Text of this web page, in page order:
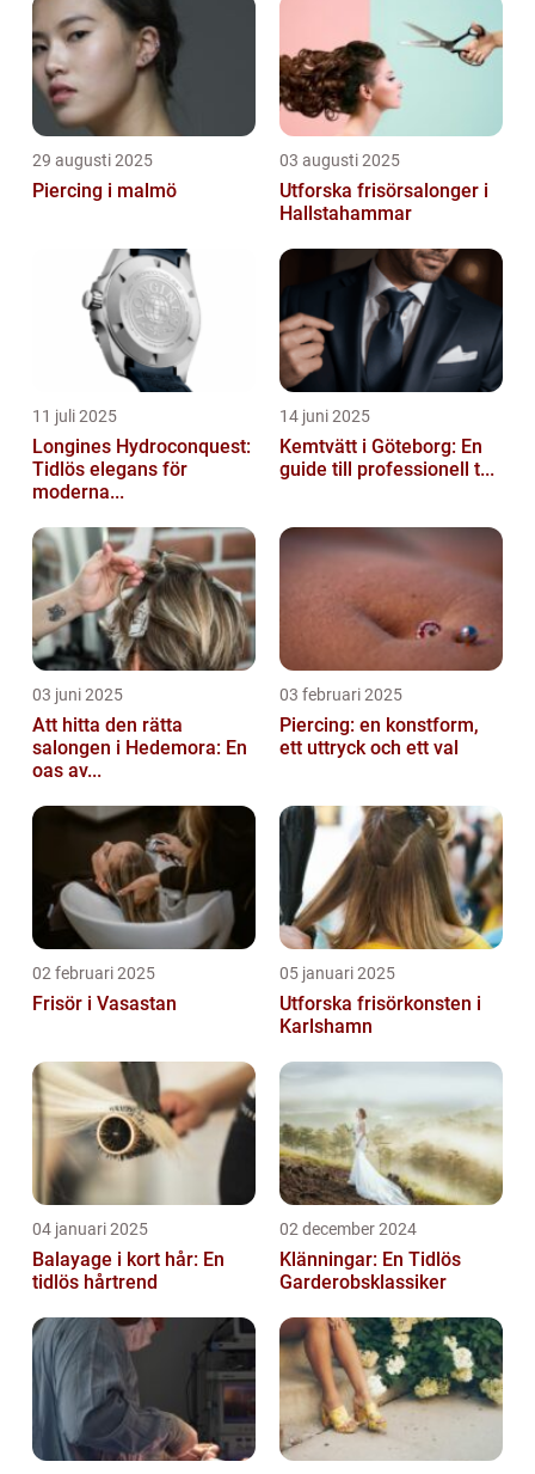
29 augusti 2025
Piercing i malmö
03 augusti 2025
Utforska frisörsalonger i
Hallstahammar
11 juli 2025
Longines Hydroconquest:
Tidlös elegans för
moderna...
14 juni 2025
Kemtvätt i Göteborg: En
guide till professionell t...
03 juni 2025
Att hitta den rätta
salongen i Hedemora: En
oas av...
03 februari 2025
Piercing: en konstform,
ett uttryck och ett val
02 februari 2025
Frisör i Vasastan
05 januari 2025
Utforska frisörkonsten i
Karlshamn
04 januari 2025
Balayage i kort hår: En
tidlös hårtrend
02 december 2024
Klänningar: En Tidlös
Garderobsklassiker